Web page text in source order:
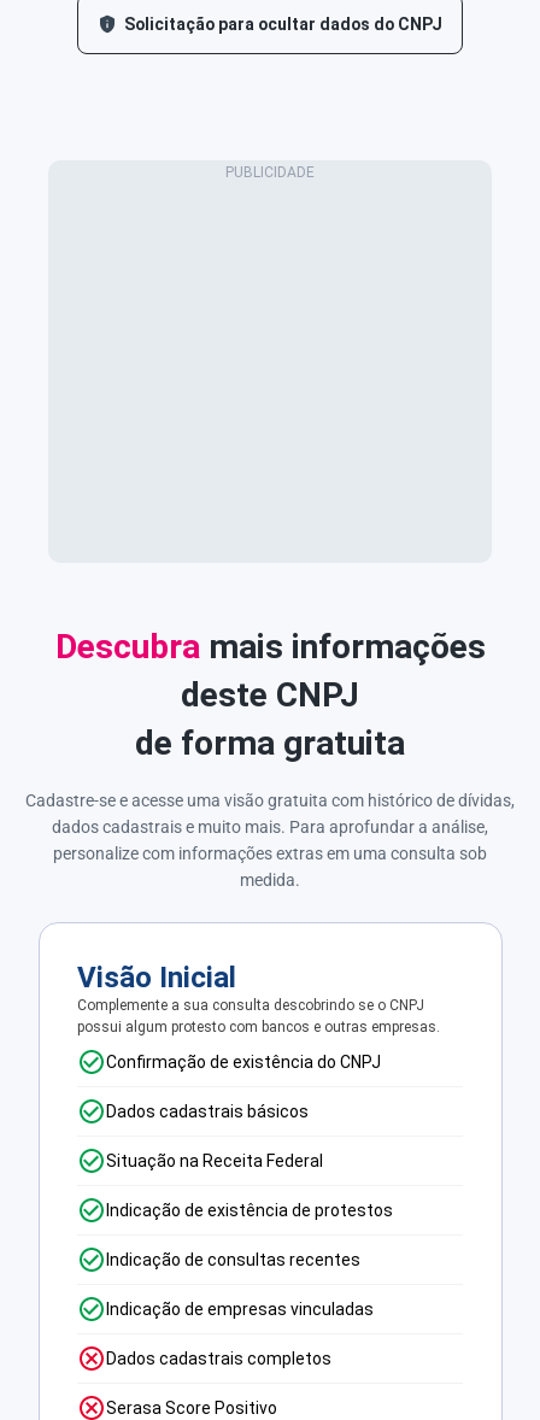
Solicitação para ocultar dados do CNPJ
Descubra mais informações
deste CNPJ
de forma gratuita
Cadastre-se e acesse uma visão gratuita com histórico de dívidas,
dados cadastrais e muito mais. Para aprofundar a análise,
personalize com informações extras em uma consulta sob
medida.
Visão Inicial
Complemente a sua consulta descobrindo se o CNPJ
possui algum protesto com bancos e outras empresas.
Confirmação de existência do CNPJ
Dados cadastrais básicos
Situação na Receita Federal
Indicação de existência de protestos
Indicação de consultas recentes
Indicação de empresas vinculadas
Dados cadastrais completos
Serasa Score Positivo